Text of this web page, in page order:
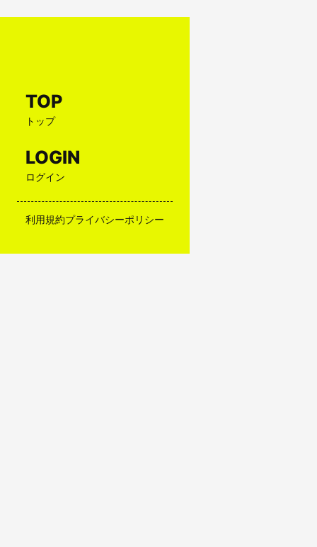
TOP
トップ
LOGIN
ログイン
利用規約プライバシーポリシー